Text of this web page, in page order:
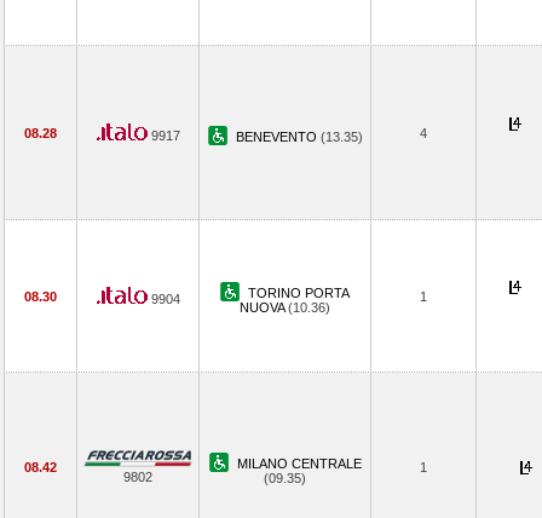
08.28 9917 BENEVENTO (13.35) 4
08.30 9904
TORINO PORTA
NUOVA(10.36)
1
08.42
9802
MILANO CENTRALE
(09.35)
1